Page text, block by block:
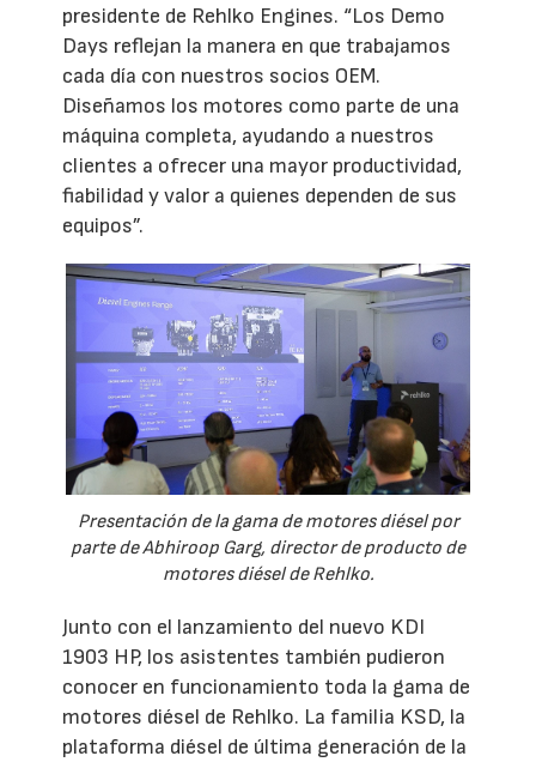
presidente de Rehlko Engines. “Los Demo
Days reflejan la manera en que trabajamos
cada día con nuestros socios OEM.
Diseñamos los motores como parte de una
máquina completa, ayudando a nuestros
clientes a ofrecer una mayor productividad,
fiabilidad y valor a quienes dependen de sus
equipos”.
Presentación de la gama de motores diésel por
parte de Abhiroop Garg, director de producto de
motores diésel de Rehlko.
Junto con el lanzamiento del nuevo KDI
1903 HP, los asistentes también pudieron
conocer en funcionamiento toda la gama de
motores diésel de Rehlko. La familia KSD, la
plataforma diésel de última generación de la